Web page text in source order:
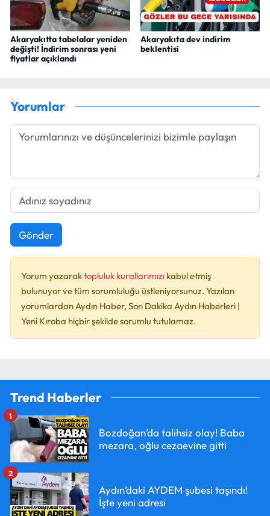
Akaryakıtta tabelalar yeniden
değişti! İndirim sonrası yeni
fiyatlar açıklandı
Akaryakıta dev indirim
beklentisi
Yorumlar
Gönder
Yorum yazaraktopluluk kurallarımızı kabul etmiş
bulunuyor ve tüm sorumluluğu üstleniyorsunuz. Yazılan
yorumlardan Aydın Haber, Son Dakika Aydın Haberleri |
Yeni Kıroba hiçbir şekilde sorumlu tutulamaz.
Trend Haberler
Bozdoğan’da talihsiz olay! Baba
mezara, oğlu cezaevine gitti
1
Aydın’daki AYDEM şubesi taşındı!
İşte yeni adresi
2